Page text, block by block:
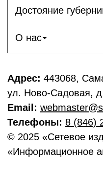
Достояние
О нас
Адрес: 443068,
ул. Ново-Садовая,
Email:
Телефоны: 8 (846)
© 2025 «Сетевое
«Информационное